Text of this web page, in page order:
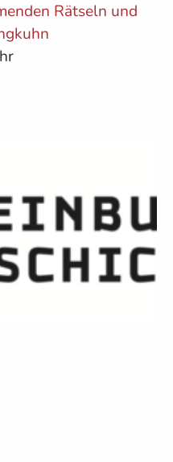
Rätseln und